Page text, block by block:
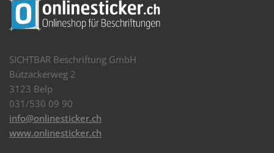
SICHTBAR Beschriftung GmbH
Bützackerweg 2
3123 Belp
031/530 09 90
info@onlinesticker.ch
www.onlinesticker.ch